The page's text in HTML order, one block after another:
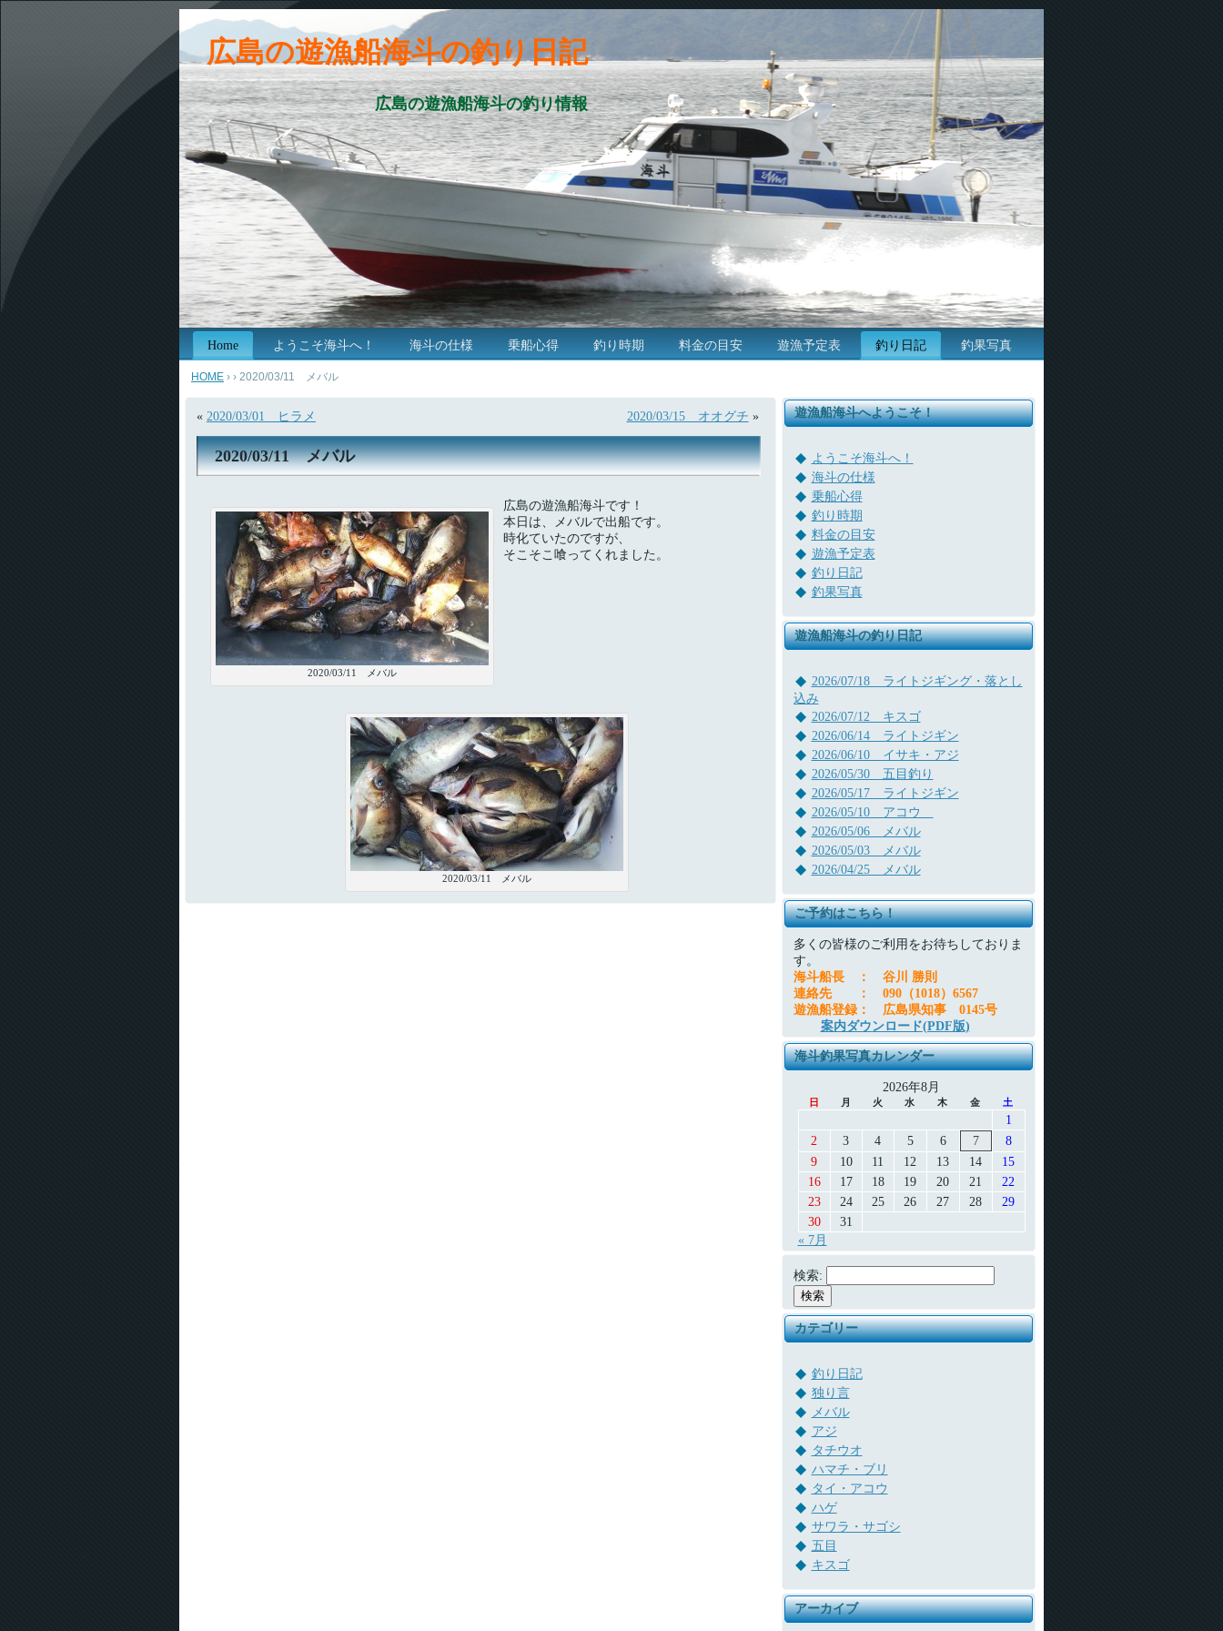
広島の遊漁船海斗の釣り日記
広島の遊漁船海斗の釣り情報
Home ようこそ海斗へ！ 海斗の仕様 乗船心得 釣り時期 料金の目安 遊漁予定表 釣り日記 釣果写真
HOME › › 2020/03/11 メバル
« 2020/03/01 ヒラメ 2020/03/15 オオグチ »
2020/03/11 メバル
2020/03/11 メバル
広島の遊漁船海斗です！
本日は、メバルで出船です。
時化ていたのですが、
そこそこ喰ってくれました。
2020/03/11 メバル
遊漁船海斗へようこそ！
ようこそ海斗へ！
海斗の仕様
乗船心得
釣り時期
料金の目安
遊漁予定表
釣り日記
釣果写真
遊漁船海斗の釣り日記
2026/07/18 ライトジギング・落とし
込み
2026/07/12 キスゴ
2026/06/14 ライトジギン
2026/06/10 イサキ・アジ
2026/05/30 五目釣り
2026/05/17 ライトジギン
2026/05/10 アコウ
2026/05/06 メバル
2026/05/03 メバル
2026/04/25 メバル
ご予約はこちら！
多くの皆様のご利用をお待ちしておりま
す。
海斗船長
：
谷川 勝則
連絡先
：
090（1018）6567
遊漁船登録：
広島県知事 0145号
案内ダウンロード(PDF版)
海斗釣果写真カレンダー
2026年8月
日 月 火 水 木 金 土
« 7月
1
2
3 4 5 6 7
8
9
10 11 12 13 14
15
16
17 18 19 20 21
22
23
24 25 26 27 28
29
30
31
検索:
カテゴリー
釣り日記
独り言
メバル
アジ
タチウオ
ハマチ・ブリ
タイ・アコウ
ハゲ
サワラ・サゴシ
五目
キスゴ
アーカイブ